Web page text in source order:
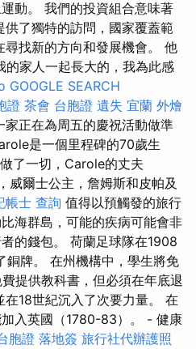
動。 我們的投資組合意味著
了獨特的訪問，國家覆蓋範
找新的方向和發展機會。 他
的家人一起長大的，我為此感
GOOGLE SEARCH
證 茶會 台胞證 遺失 宜蘭 外燴
家正在為周五的慶祝活動做準
是一個里程碑的70歲生
了一切，Carole的丈夫
威爾士公主，詹姆斯和皮帕及
帳士 查詢 值得以預觸發的旅行
海群島，可能的疾病可能會非
的錢包。 荷蘭足球隊在1908
銅牌。 在州機構中，學生將免
提供教科書，但必須在年底退
18世紀沉入了次要力量。 在
入英國（1780-83）。 - 健康
胞證 落地簽 旅行社代辦護照